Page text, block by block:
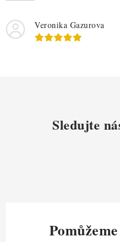
Veronika Gazurova
Sledujte